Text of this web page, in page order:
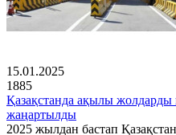
15.01.2025
1885
Қазақстанда ақылы
жаңартылды
2025 жылдан бастап